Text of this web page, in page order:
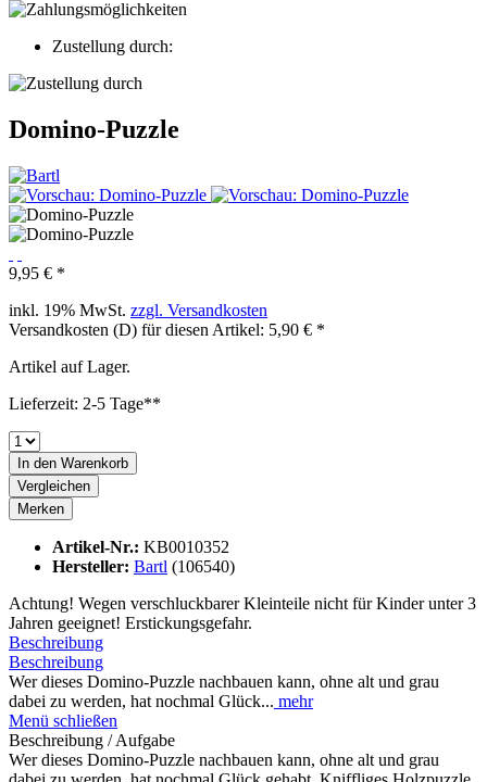
Zustellung durch:
Domino-Puzzle
9,95 € *
inkl. 19% MwSt. zzgl. Versandkosten
Versandkosten (D) für diesen Artikel: 5,90 € *
Artikel auf Lager.
Lieferzeit: 2-5 Tage**
In den Warenkorb
Vergleichen
Merken
Artikel-Nr.: KB0010352
Hersteller: Bartl (106540)
Achtung! Wegen verschluckbarer Kleinteile nicht für Kinder unter 3
Jahren geeignet! Erstickungsgefahr.
Beschreibung
Beschreibung
Wer dieses Domino-Puzzle nachbauen kann, ohne alt und grau
dabei zu werden, hat nochmal Glück... mehr
Menü schließen
Beschreibung / Aufgabe
Wer dieses Domino-Puzzle nachbauen kann, ohne alt und grau